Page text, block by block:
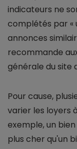
indicateurs ne
complétés par «
annonces
recommande
générale du site
Pour cause,
varier les loyers
exemple, un
plus cher qu'un